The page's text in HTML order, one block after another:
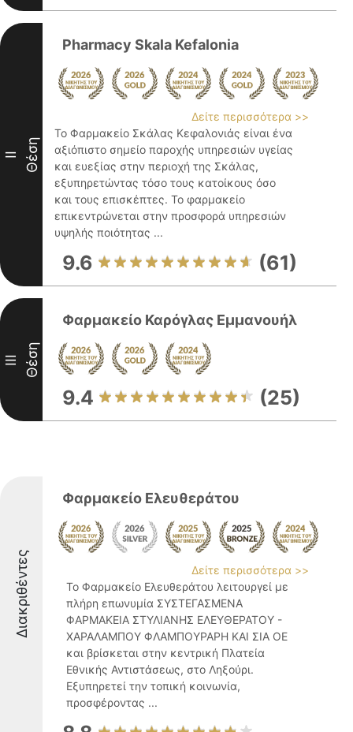
II Θέση
Pharmacy Skala Kefalonia
Δείτε περισσότερα >>
Το Φαρμακείο Σκάλας Κεφαλονιάς είναι ένα
αξιόπιστο σημείο παροχής υπηρεσιών υγείας
και ευεξίας στην περιοχή της Σκάλας,
εξυπηρετώντας τόσο τους κατοίκους όσο
και τους επισκέπτες. Το φαρμακείο
επικεντρώνεται στην προσφορά υπηρεσιών
υψηλής ποιότητας ...
9.6 (61)
III Θέση
Φαρμακείο Καρόγλας Εμμανουήλ
9.4 (25)
Διακριθέντες
Φαρμακείο Ελευθεράτου
Δείτε περισσότερα >>
Το Φαρμακείο Ελευθεράτου λειτουργεί με
πλήρη επωνυμία ΣΥΣΤΕΓΑΣΜΕΝΑ
ΦΑΡΜΑΚΕΙΑ ΣΤΥΛΙΑΝΗΣ ΕΛΕΥΘΕΡΑΤΟΥ -
ΧΑΡΑΛΑΜΠΟΥ ΦΛΑΜΠΟΥΡΑΡΗ ΚΑΙ ΣΙΑ ΟΕ
και βρίσκεται στην κεντρική Πλατεία
Εθνικής Αντιστάσεως, στο Ληξούρι.
Εξυπηρετεί την τοπική κοινωνία,
προσφέροντας ...